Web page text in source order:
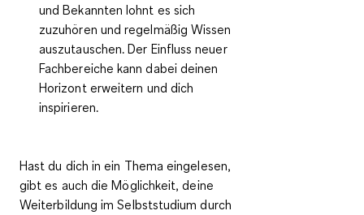
und Bekannten lohnt es sich
zuzuhören und regelmäßig Wissen
auszutauschen. Der Einfluss neuer
Fachbereiche kann dabei deinen
Horizont erweitern und dich
inspirieren.
Hast du dich in ein Thema eingelesen,
gibt es auch die Möglichkeit, deine
Weiterbildung im Selbststudium durch